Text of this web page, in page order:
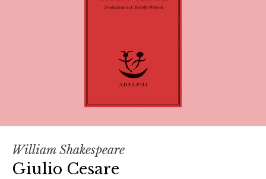
William Shakespeare
Giulio Cesare